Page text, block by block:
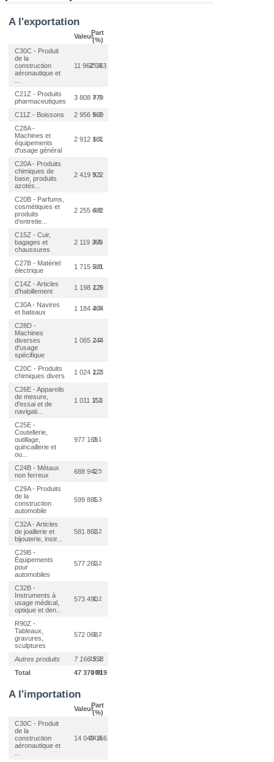
A l'exportation
ValeurPart
(%)
C30C - Produit
de la
construction
aéronautique et
...
11 962 363
25,3
C21Z - Produits
pharmaceutiques
3 808 779
8,0
C11Z - Boissons 2 956 569
6,2
C28A -
Machines et
équipements
d'usage général
2 912 181
6,1
C20A - Produits
chimiques de
base, produits
azotés...
2 419 922
5,1
C20B - Parfums,
cosmétiques et
produits
d’entretie...
2 255 682
4,8
C15Z - Cuir,
bagages et
chaussures
2 119 390
4,5
C27B - Matériel
électrique
1 715 581
3,6
C14Z - Articles
d'habillement
1 198 129
2,5
C30A - Navires
et bateaux
1 184 464
2,5
C28D -
Machines
diverses
d'usage
spécifique
1 065 244
2,2
C20C - Produits
chimiques divers
1 024 123
2,2
C26E - Appareils
de mesure,
d'essai et de
navigati...
1 011 153
2,1
C25E -
Coutellerie,
outillage,
quincaillerie et
ou...
977 1692,1
C24B - Métaux
non ferreux
688 9421,5
C29A - Produits
de la
construction
automobile
599 8851,3
C32A - Articles
de joaillerie et
bijouterie, instr...
581 8631,2
C29B -
Équipements
pour
automobiles
577 2631,2
C32B -
Instruments à
usage médical,
optique et den...
573 4901,2
R90Z -
Tableaux,
gravures,
sculptures
572 0681,2
Autres produits 7 166 558
15,1
Total 47 370 819
100
A l'importation
ValeurPart
(%)
C30C - Produit
de la
construction
aéronautique et
...
14 049 166
24,6